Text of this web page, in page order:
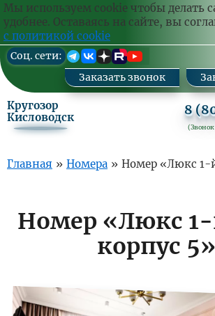
Мы используем cookie чтобы делать
удобнее. Оставаясь на сайте, вы
с политикой cookie
Перейти
к
основному
содержанию
Cоц. сети:
Заказать звонок
Кругозор
Кисловодск
8
Основная
Главная » Номера » Номер «Люкс 1-
Номер «Люкс
корпус 5»